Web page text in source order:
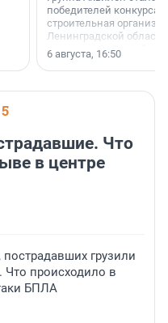
победителей конкурса
строительная
Ленинградской области
номинации «Самый
застройщик
области».
6 августа, 16:50
Что
в центре
грузили
Что происходило в
БПЛА